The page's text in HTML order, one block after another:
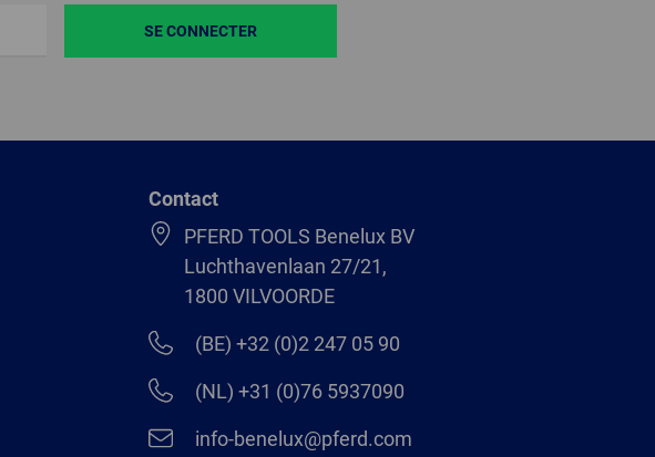
SE CONNECTER
Contact
PFERD TOOLS Benelux BV
Luchthavenlaan 27/21,
1800 VILVOORDE
(BE) +32 (0)2 247 05 90
(NL) +31 (0)76 5937090
info-benelux@pferd.com